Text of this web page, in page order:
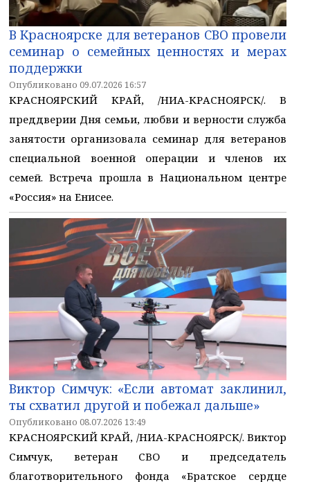
В Красноярске для ветеранов СВО провели
семинар о семейных ценностях и мерах
поддержки
Опубликовано 09.07.2026 16:57
КРАСНОЯРСКИЙ КРАЙ, /НИА-КРАСНОЯРСК/. В
преддверии Дня семьи, любви и верности служба
занятости организовала семинар для ветеранов
специальной военной операции и членов их
семей. Встреча прошла в Национальном центре
«Россия» на Енисее.
Виктор Симчук: «Если автомат заклинил,
ты схватил другой и побежал дальше»
Опубликовано 08.07.2026 13:49
КРАСНОЯРСКИЙ КРАЙ, /НИА-КРАСНОЯРСК/. Виктор
Симчук, ветеран СВО и председатель
благотворительного фонда «Братское сердце